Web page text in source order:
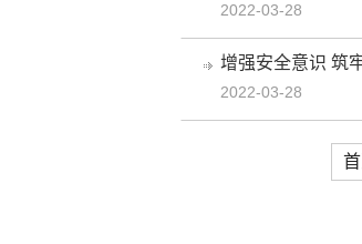
2022-03-28
增强安全意识 筑
2022-03-28